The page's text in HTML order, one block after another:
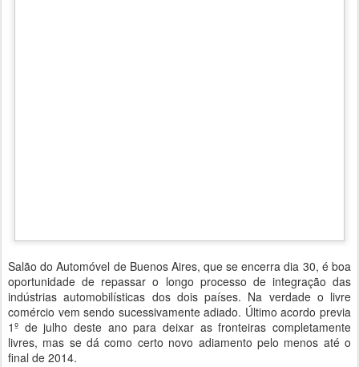
Salão do Automóvel de Buenos Aires, que se encerra dia 30, é boa
oportunidade de repassar o longo processo de integração das
indústrias automobilísticas dos dois países. Na verdade o livre
comércio vem sendo sucessivamente adiado. Último acordo previa
1º de julho deste ano para deixar as fronteiras completamente
livres, mas se dá como certo novo adiamento pelo menos até o
final de 2014.